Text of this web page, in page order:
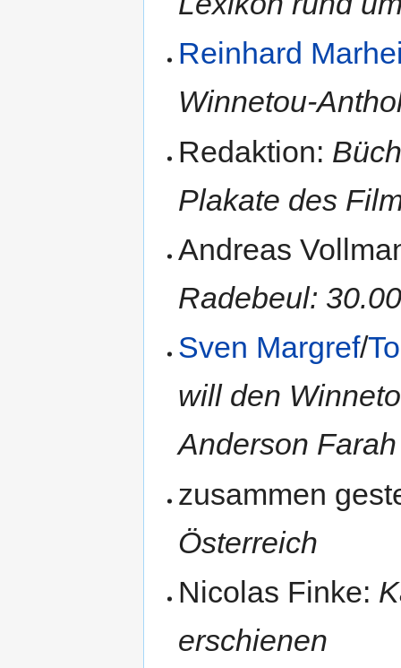
Reinhard
Winnetou-
Redaktion:
Plakate des
Andreas
Radebeul:
Sven Margref/
will den
Anderson Farah
zusammen
Österreich
Nicolas Finke:
erschienen